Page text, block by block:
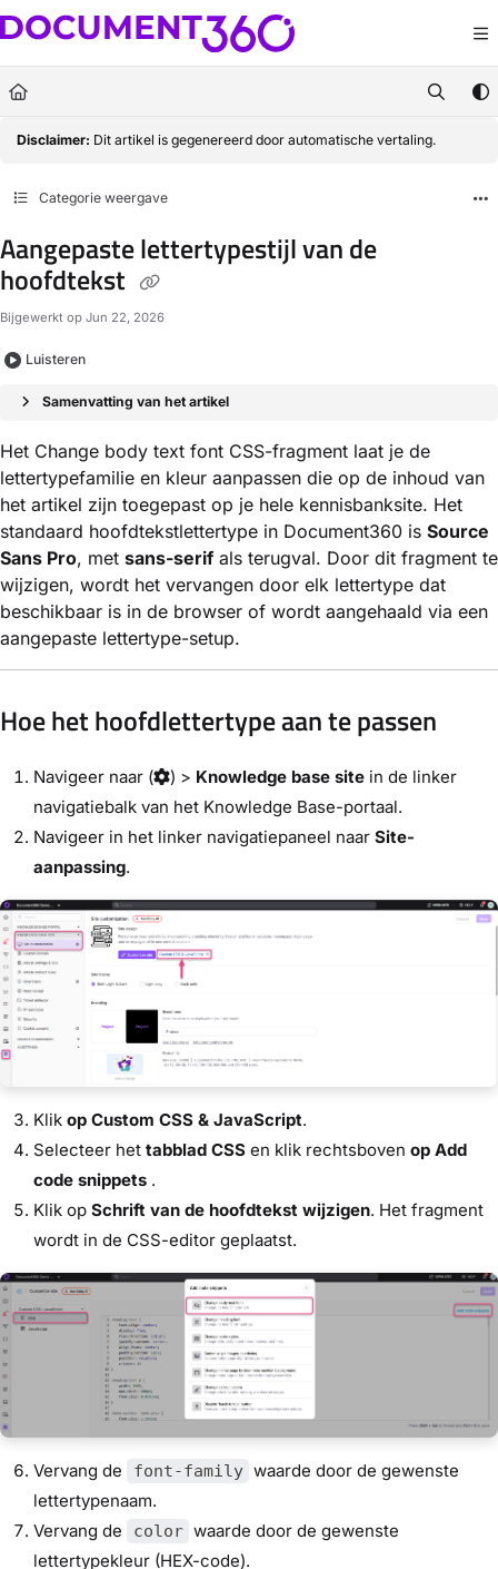
Documentation Index
Fetch the complete documentation index at:https://docs.document360.com/
Use this file to discover all available pages before exploring further.
Disclaimer: Dit artikel is gegenereerd door automatische vertaling.
Categorie weergave
Aangepaste lettertypestijl van de
hoofdtekst
Bijgewerkt op Jun 22, 2026
Luisteren
Samenvatting van het artikel
Het Change body text font CSS-fragment laat je de
lettertypefamilie en kleur aanpassen die op de inhoud van
het artikel zijn toegepast op je hele kennisbanksite. Het
standaard hoofdtekstlettertype in Document360 is Source
Sans Pro, met sans-serifals terugval. Door dit fragment te
wijzigen, wordt het vervangen door elk lettertype dat
beschikbaar is in de browser of wordt aangehaald via een
aangepaste lettertype-setup.
Hoe het hoofdlettertype aan te passen
Navigeer naar ( ) > Knowledge base site in de linker
navigatiebalk van het Knowledge Base-portaal.
Navigeer in het linker navigatiepaneel naar Site-
aanpassing.
Klik op Custom CSS & JavaScript.
Selecteer het tabblad CSS en klik rechtsboven op Add
code snippets .
Klik op Schrift van de hoofdtekst wijzigen. Het fragment
wordt in de CSS-editor geplaatst.
Vervang de font-family waarde door de gewenste
lettertypenaam.
Vervang de
color waarde door de gewenste
lettertypekleur (HEX-code).